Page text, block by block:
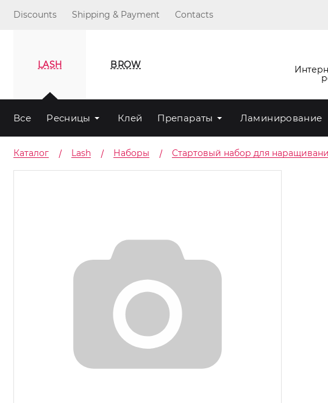
Discounts Shipping & Payment Contacts
LASH BROW
Все Ресницы Клей Препараты Ламинирование
Каталог Lash Наборы Стартовый набор для